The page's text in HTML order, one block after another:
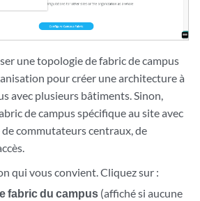
une topologie de fabric de campus
pour créer une architecture à
avec plusieurs bâtiments. Sinon,
de campus spécifique au site avec
de commutateurs centraux, de
qui vous convient. Cliquez sur :
fabric du campus(affiché si aucune